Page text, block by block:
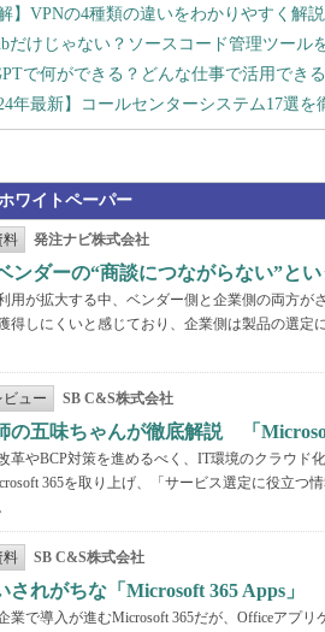
解】VPNの4種類の違いをわかりやすく解
だけじゃない？ソースコード管理ツール
で何ができる？どんな仕事で活用でき
年最新】コールセンターシステム17選
ワイトペーパー
料 発注ナビ株式会社
ンダーの“商談につながらない”と
用が拡大する中、ベンダー側と企業側の両方
得しにくいと感じており、企業側は製品の選定
ュー SB C&S株式会社
の五味ちゃんが徹底解説 「
革やBCP対策を進めるべく、IT環境のクラウド
365を取り上げ、「サービス選定に役立つ
料 SB C&S株式会社
されがちな「Microsoft 365 Apps」
業で導入が進むMicrosoft 365だが、Officeアプ